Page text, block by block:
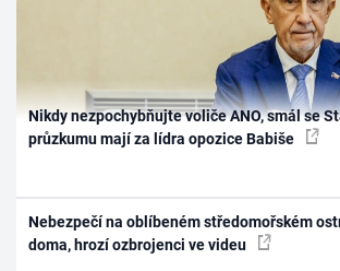
Nikdy nezpochybňujte voliče ANO, smál se
průzkumu mají za lídra opozice Babiše
Nebezpečí na oblíbeném středomořském
doma, hrozí ozbrojenci ve videu